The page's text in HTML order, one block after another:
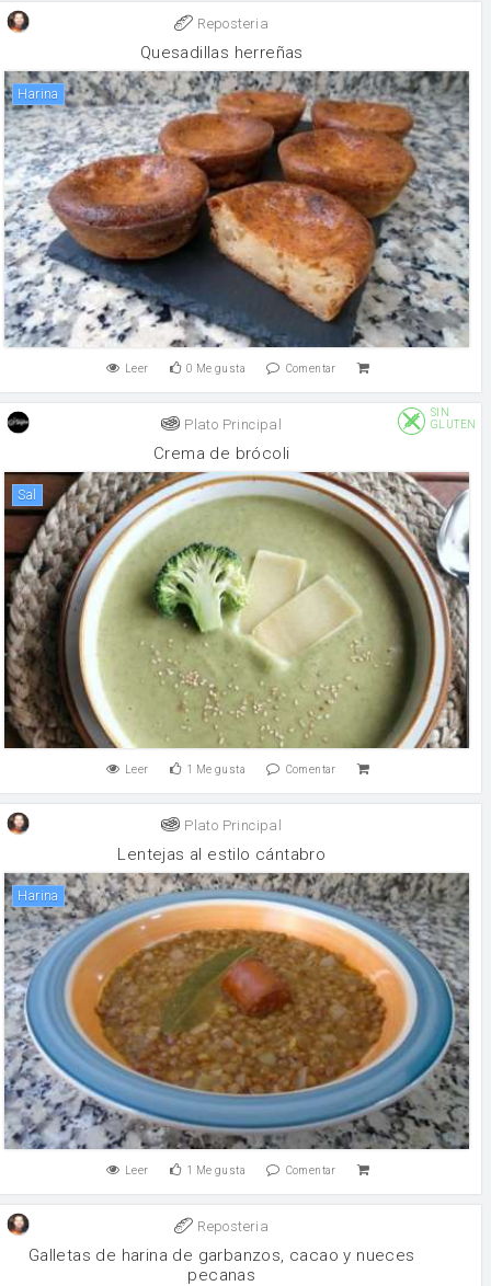
Reposteria
Quesadillas herreñas
harina
Leer 0 Me gusta Comentar
Plato Principal
SIN
GLUTEN
Crema de brócoli
sal
Leer 1 Me gusta Comentar
Plato Principal
Lentejas al estilo cántabro
harina
Leer 1 Me gusta Comentar
Reposteria
Galletas de harina de garbanzos, cacao y nueces
pecanas